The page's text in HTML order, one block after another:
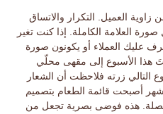
زاوية العميل. التكرار والاتساق
العلامة الكاملة. إذا كنت تغير
عليك العملاء أو يكونون صورة
هذا الأسبوع إلى مقهى محلّي
التالي زرته فلاحظت أن الشعار
أصبحت قائمة الطعام بتصميم
بصلة. هذه فوضى بصرية تجعل من